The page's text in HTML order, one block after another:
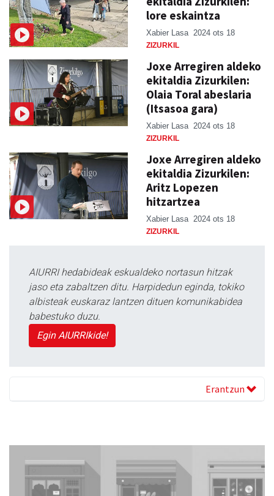
lore eskaintza
Xabier Lasa 2024 ots 18
ZIZURKIL
Joxe Arregiren aldeko
ekitaldia Zizurkilen:
Olaia Toral abeslaria
(Itsasoa gara)
Xabier Lasa 2024 ots 18
ZIZURKIL
Joxe Arregiren aldeko
ekitaldia Zizurkilen:
Aritz Lopezen
hitzartzea
Xabier Lasa 2024 ots 18
ZIZURKIL
AIURRI hedabideak eskualdeko nortasun hitzak
jaso eta zabaltzen ditu. Harpidedun eginda, tokiko
albisteak euskaraz lantzen dituen komunikabidea
babestuko duzu.
Egin AIURRIkide!
Erantzun